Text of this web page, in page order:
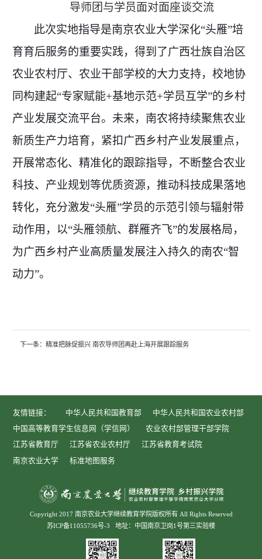
导师团与学员面对面座谈交流
此次实地指导是南京农业大学深化“头雁”培
育育后服务的重要实践，得到了广西壮族自治区
农业农村厅、农业干部学校的大力支持，校地协
同构建起“专家赋能+基地示范+学员互学”的乡村
产业发展交流平台。未来，南农将持续聚焦农业
新质生产力培育，紧扣广西乡村产业发展重点，
开展常态化、精准化的跟踪指导，不断整合农业
科技、产业规划等优质资源，推动科技成果落地
转化，充分激发“头雁”学员的示范引领与辐射带
动作用，以“头雁领航、群雁齐飞”的发展格局，
为广西乡村产业高质量发展注入持久的南农“智
动力”。
下一条： 精准把脉促振兴 南农导师团再赴上海开展跟踪服务
友情链接： 中华人民共和国教育部
中华人民共和国农业农村部
中国高等教育学生信息网（学信网）
农业农村部管理干部学院
江苏省教育厅
江苏省农业农村厅
江苏省教育考试院
南京农业大学
标准地图服务
Copyright 2017 南京农业大学继续教育学院版权所有 All Rights Reserved
苏ICP备11055736号-3 地址：中国南京卫岗1号第三实验楼